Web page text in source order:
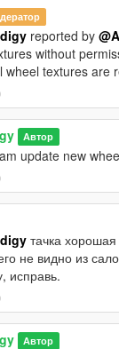
reported by
without
wheel textures are
Автор
update new
тачка
не видно из
исправь.
Автор